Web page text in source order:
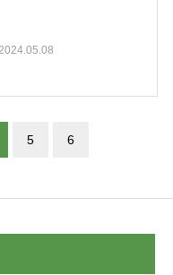
2024.05.08
5 6